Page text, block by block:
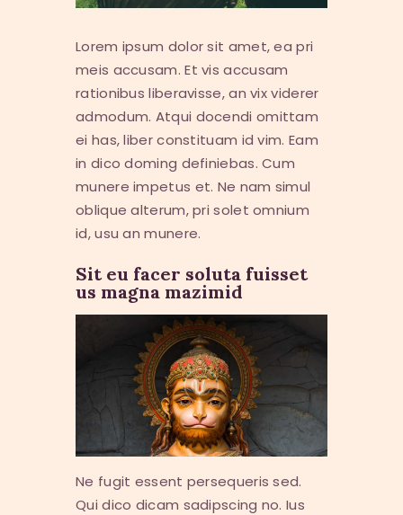
Lorem ipsum dolor sit amet, ea pri
meis accusam. Et vis accusam
rationibus liberavisse, an vix viderer
admodum. Atqui docendi omittam
ei has, liber constituam id vim. Eam
in dico doming definiebas. Cum
munere impetus et. Ne nam simul
oblique alterum, pri solet omnium
id, usu an munere.
Sit eu facer soluta fuisset
us magna mazimid
Ne fugit essent persequeris sed.
Qui dico dicam sadipscing no. Ius